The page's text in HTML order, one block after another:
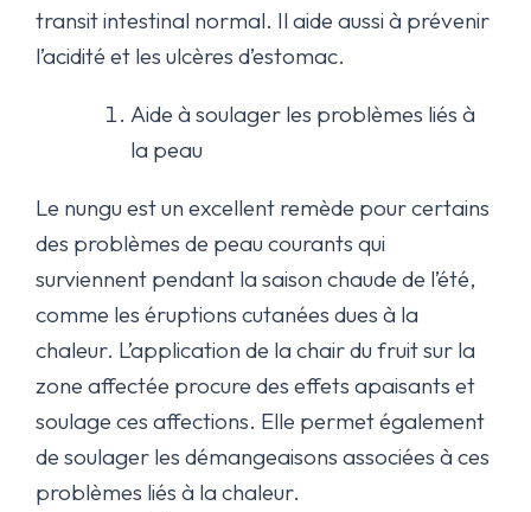
transit intestinal normal. Il aide aussi à prévenir
l’acidité et les ulcères d’estomac.
Aide à soulager les problèmes liés à
la peau
Le nungu est un excellent remède pour certains
des problèmes de peau courants qui
surviennent pendant la saison chaude de l’été,
comme les éruptions cutanées dues à la
chaleur. L’application de la chair du fruit sur la
zone affectée procure des effets apaisants et
soulage ces affections. Elle permet également
de soulager les démangeaisons associées à ces
problèmes liés à la chaleur.